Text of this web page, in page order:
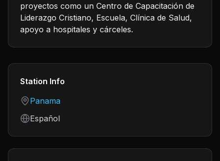
proyectos como un Centro de Capacitación de
Liderazgo Cristiano, Escuela, Clínica de Salud,
apoyo a hospitales y cárceles.
Station Info
Country
Panama
Language
Español